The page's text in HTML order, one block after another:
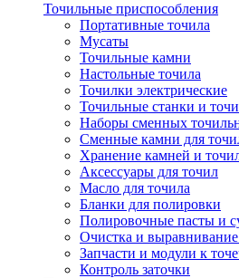
Точильные приспособления
Портативные точила
Мусаты
Точильные камни
Настольные точила
Точилки электрические
Точильные станки и
Наборы сменных
Сменные камни для
Хранение камней и
Аксессуары для точил
Масло для точила
Бланки для полировки
Полировочные пасты и
Очистка и
Запчасти и модули к
Контроль заточки